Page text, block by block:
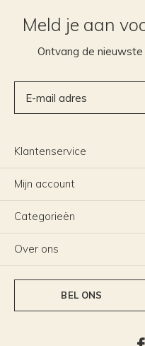
Meld je aan
Ontvang de
Klantenservice
Mijn account
Categorieën
Over ons
BEL ONS